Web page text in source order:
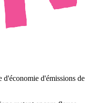
d'économie d'émissions de